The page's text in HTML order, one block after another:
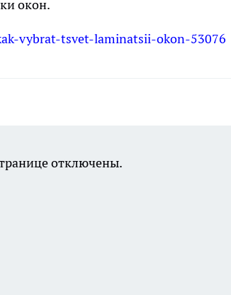
окон.
vybrat-tsvet-laminatsii-okon-53076
отключены.